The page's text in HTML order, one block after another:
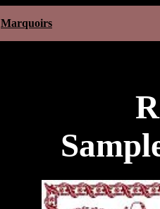
Marquoirs